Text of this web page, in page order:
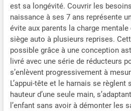
est sa longévité. Couvrir les
naissance à ses 7 ans représente
évite aux parents la charge mentale
siège auto à plusieurs reprises.
possible grâce à une conception
livré avec une série de réducteurs
s’enlèvent progressivement à
L’appui-tête et le harnais se règlent
hauteur d’une seule main,
l’enfant sans avoir à démonter les